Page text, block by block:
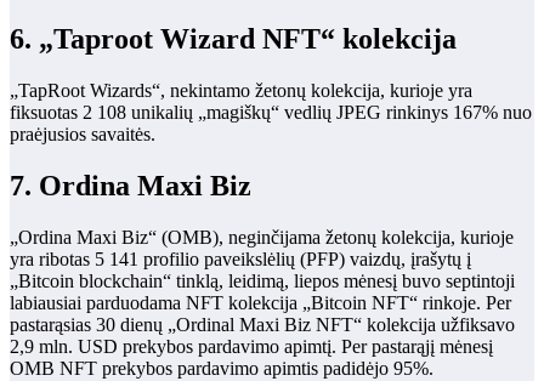
6. „Taproot Wizard NFT“ kolekcija
„TapRoot Wizards“, nekintamo žetonų kolekcija, kurioje yra
fiksuotas 2 108 unikalių „magiškų“ vedlių JPEG rinkinys 167% nuo
praėjusios savaitės.
7. Ordina Maxi Biz
„Ordina Maxi Biz“ (OMB), neginčijama žetonų kolekcija, kurioje
yra ribotas 5 141 profilio paveikslėlių (PFP) vaizdų, įrašytų į
„Bitcoin blockchain“ tinklą, leidimą, liepos mėnesį buvo septintoji
labiausiai parduodama NFT kolekcija „Bitcoin NFT“ rinkoje. Per
pastarąsias 30 dienų „Ordinal Maxi Biz NFT“ kolekcija užfiksavo
2,9 mln. USD prekybos pardavimo apimtį. Per pastarąjį mėnesį
OMB NFT prekybos pardavimo apimtis padidėjo 95%.